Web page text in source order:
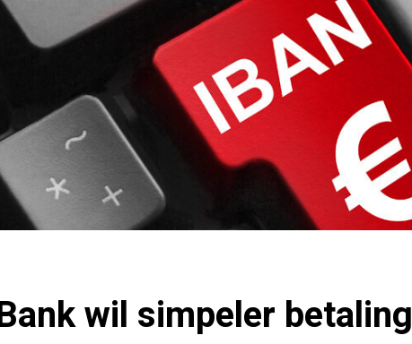
wil simpeler